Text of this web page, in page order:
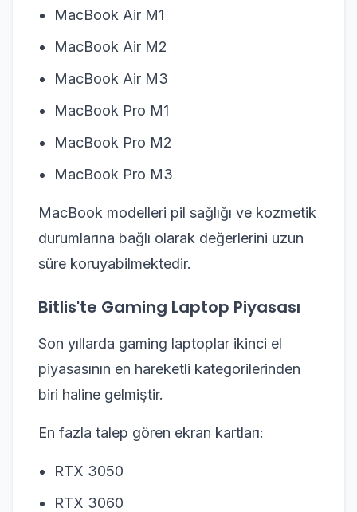
MacBook Air M1
MacBook Air M2
MacBook Air M3
MacBook Pro M1
MacBook Pro M2
MacBook Pro M3
MacBook modelleri pil sağlığı ve kozmetik
durumlarına bağlı olarak değerlerini uzun
süre koruyabilmektedir.
Bitlis'te Gaming Laptop Piyasası
Son yıllarda gaming laptoplar ikinci el
piyasasının en hareketli kategorilerinden
biri haline gelmiştir.
En fazla talep gören ekran kartları:
RTX 3050
RTX 3060